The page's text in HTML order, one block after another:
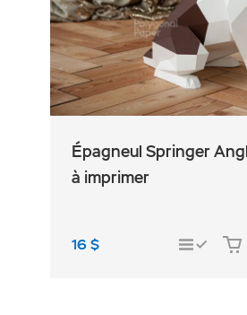
Épagneul Springer
à imprimer
16$ COMPARER